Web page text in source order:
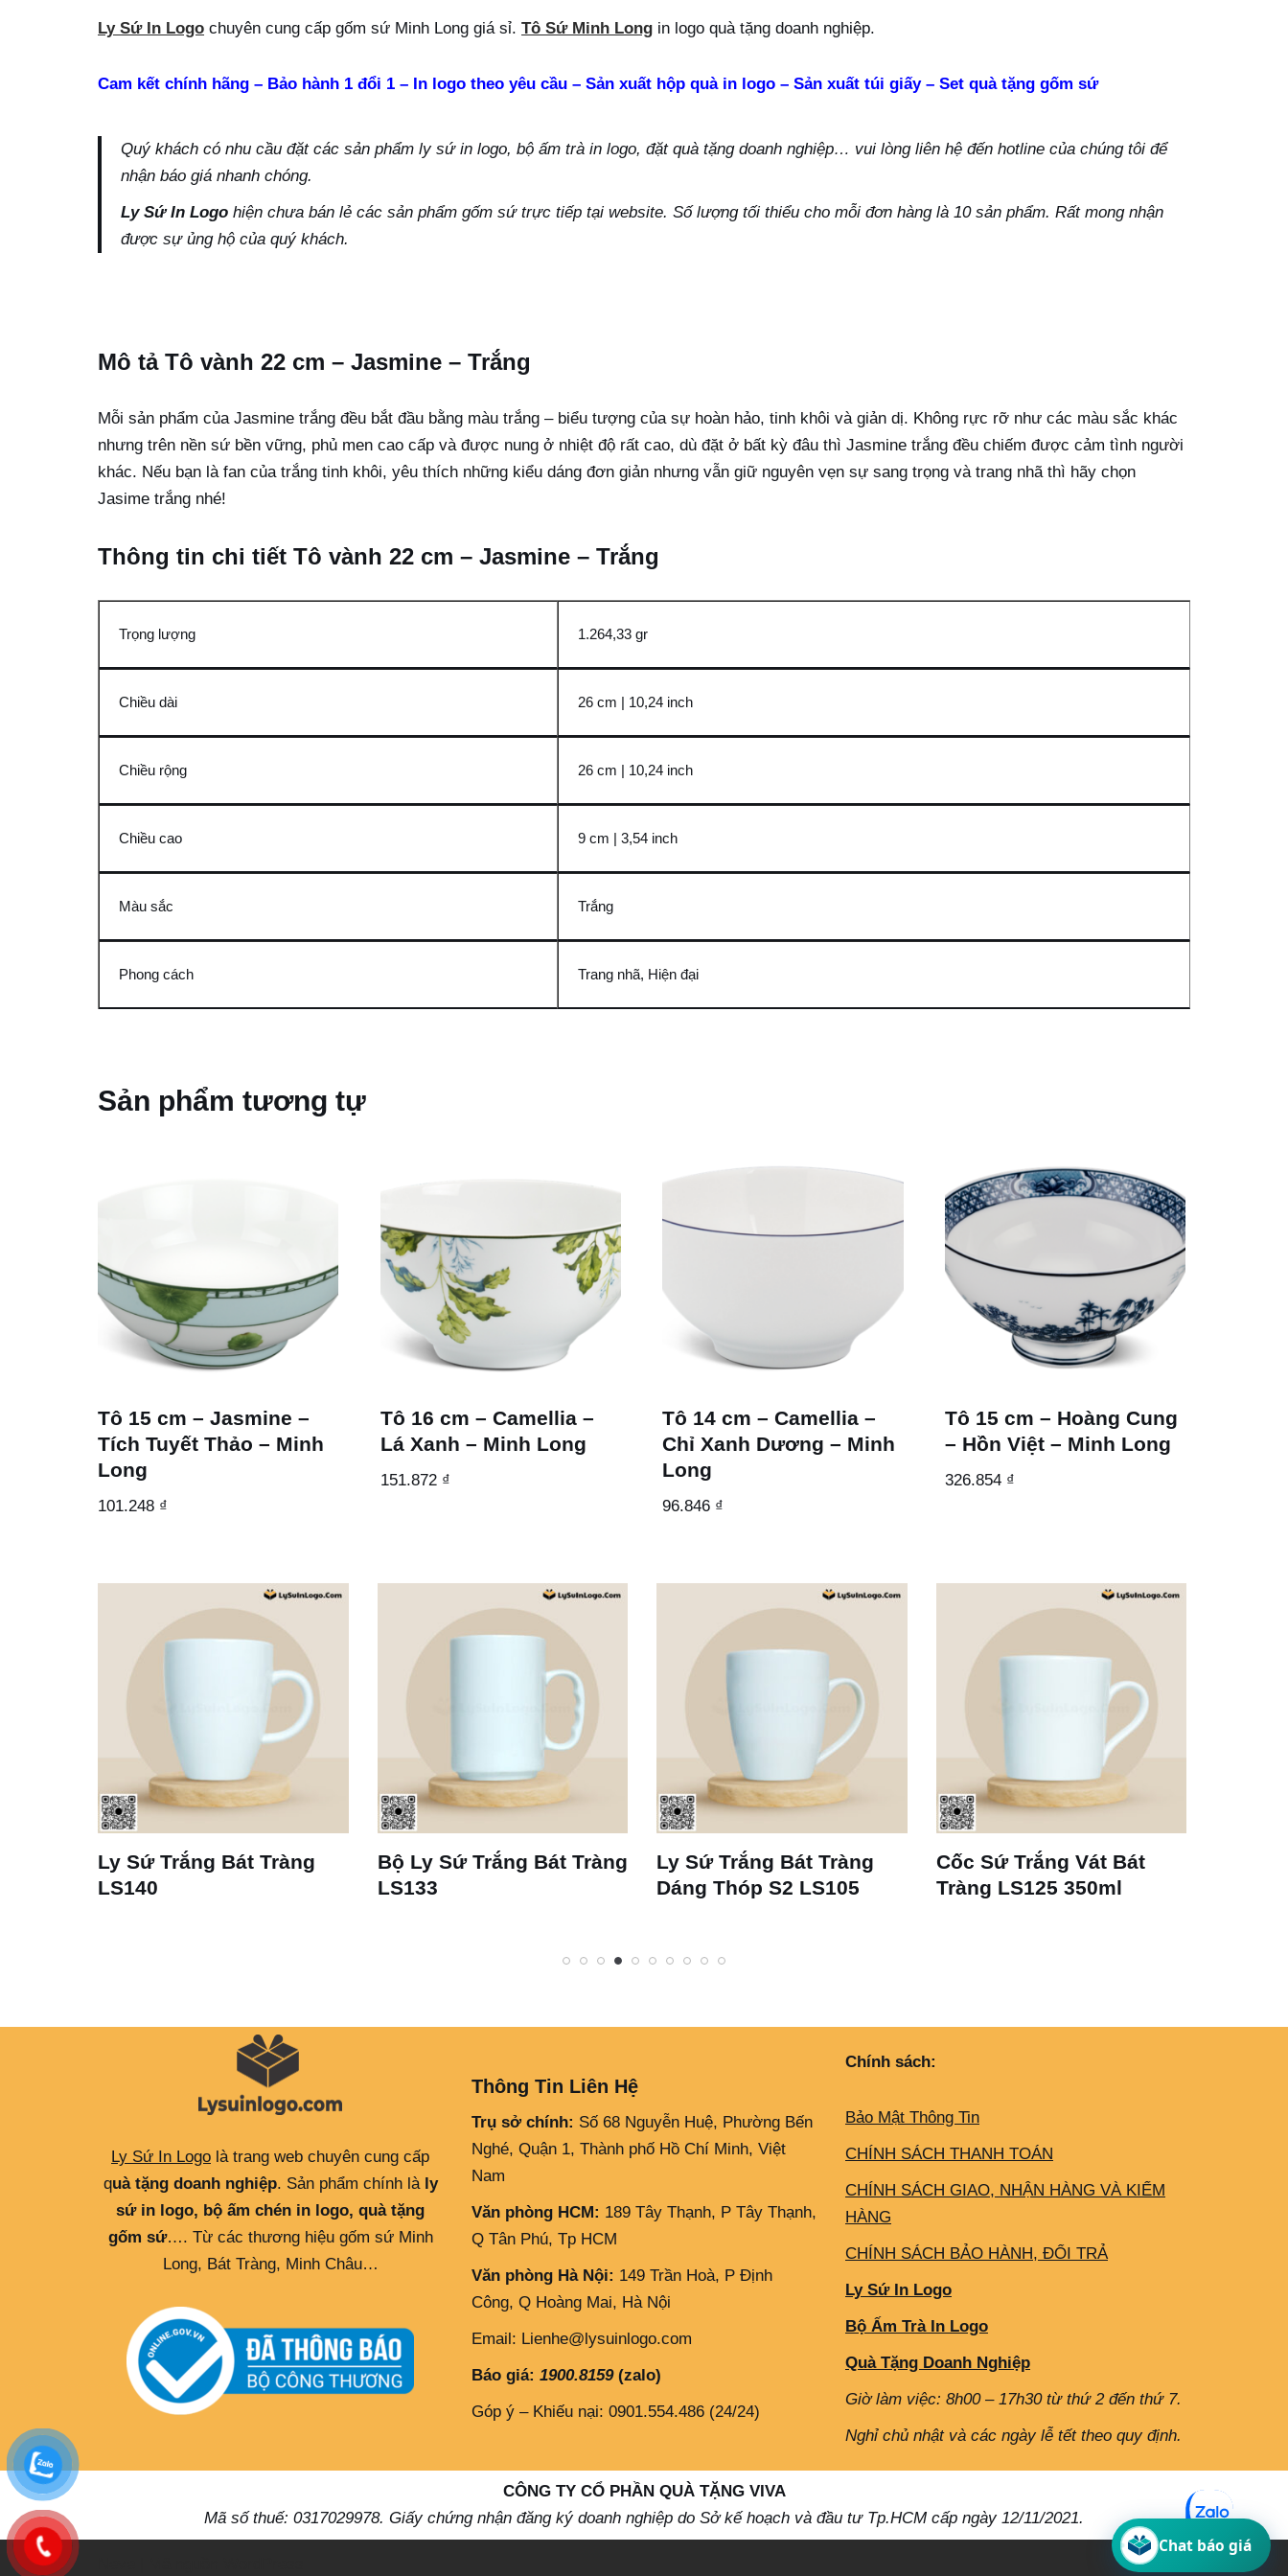
Ly Sứ In Logo chuyên cung cấp gốm sứ Minh Long giá sỉ. Tô Sứ Minh Long in logo quà tặng doanh nghiệp.
Cam kết chính hãng – Bảo hành 1 đổi 1 – In logo theo yêu cầu – Sản xuất hộp quà in logo – Sản xuất túi giấy – Set quà tặng gốm sứ
Quý khách có nhu cầu đặt các sản phẩm ly sứ in logo, bộ ấm trà in logo, đặt quà tặng doanh nghiệp… vui lòng liên hệ đến hotline của chúng tôi để
nhận báo giá nhanh chóng.
Ly Sứ In Logo hiện chưa bán lẻ các sản phẩm gốm sứ trực tiếp tại website. Số lượng tối thiểu cho mỗi đơn hàng là 10 sản phẩm. Rất mong nhận
được sự ủng hộ của quý khách.
Mô tả Tô vành 22 cm – Jasmine – Trắng
Mỗi sản phẩm của Jasmine trắng đều bắt đầu bằng màu trắng – biểu tượng của sự hoàn hảo, tinh khôi và giản dị. Không rực rỡ như các màu sắc khác
nhưng trên nền sứ bền vững, phủ men cao cấp và được nung ở nhiệt độ rất cao, dù đặt ở bất kỳ đâu thì Jasmine trắng đều chiếm được cảm tình người
khác. Nếu bạn là fan của trắng tinh khôi, yêu thích những kiểu dáng đơn giản nhưng vẫn giữ nguyên vẹn sự sang trọng và trang nhã thì hãy chọn
Jasime trắng nhé!
Thông tin chi tiết Tô vành 22 cm – Jasmine – Trắng
Trọng lượng 1.264,33 gr
Chiều dài 26 cm | 10,24 inch
Chiều rộng 26 cm | 10,24 inch
Chiều cao 9 cm | 3,54 inch
Màu sắc Trắng
Phong cách Trang nhã, Hiện đại
Sản phẩm tương tự
Tô 15 cm – Jasmine –
Tích Tuyết Thảo – Minh
Long
101.248 ₫
Tô 16 cm – Camellia –
Lá Xanh – Minh Long
151.872 ₫
Tô 14 cm – Camellia –
Chỉ Xanh Dương – Minh
Long
96.846 ₫
Tô 15 cm – Hoàng Cung
– Hồn Việt – Minh Long
326.854 ₫
Ly Sứ Trắng Bát Tràng
LS140
Bộ Ly Sứ Trắng Bát Tràng
LS133
Ly Sứ Trắng Bát Tràng
Dáng Thóp S2 LS105
Cốc Sứ Trắng Vát Bát
Tràng LS125 350ml
Ly Sứ In Logo là trang web chuyên cung cấp
quà tặng doanh nghiệp. Sản phẩm chính là ly
sứ in logo, bộ ấm chén in logo, quà tặng
gốm sứ…. Từ các thương hiệu gốm sứ Minh
Long, Bát Tràng, Minh Châu…
Thông Tin Liên Hệ
Trụ sở chính: Số 68 Nguyễn Huệ, Phường Bến
Nghé, Quận 1, Thành phố Hồ Chí Minh, Việt
Nam
Văn phòng HCM: 189 Tây Thạnh, P Tây Thạnh,
Q Tân Phú, Tp HCM
Văn phòng Hà Nội: 149 Trần Hoà, P Định
Công, Q Hoàng Mai, Hà Nội
Email: Lienhe@lysuinlogo.com
Báo giá: 1900.8159(zalo)
Góp ý – Khiếu nại: 0901.554.486 (24/24)
Chính sách:
Bảo Mật Thông Tin
CHÍNH SÁCH THANH TOÁN
CHÍNH SÁCH GIAO, NHẬN HÀNG VÀ KIỂM
HÀNG
CHÍNH SÁCH BẢO HÀNH, ĐỔI TRẢ
Ly Sứ In Logo
Bộ Ấm Trà In Logo
Quà Tặng Doanh Nghiệp
Giờ làm việc: 8h00 – 17h30 từ thứ 2 đến thứ 7.
Nghỉ chủ nhật và các ngày lễ tết theo quy định.
CÔNG TY CỔ PHẦN QUÀ TẶNG VIVA
Mã số thuế: 0317029978. Giấy chứng nhận đăng ký doanh nghiệp do Sở kế hoạch và đầu tư Tp.HCM cấp ngày 12/11/2021.
Chat báo giá